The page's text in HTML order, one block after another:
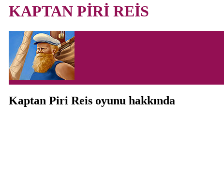
KAPTAN PİRİ REİS
Kaptan Piri Reis oyunu hakkında